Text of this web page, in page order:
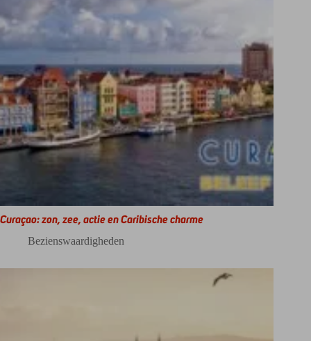
Curaçao: zon, zee, actie en Caribische charme
Bezienswaardigheden